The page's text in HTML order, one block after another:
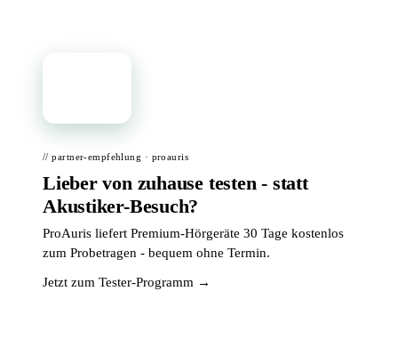
// partner-empfehlung · proauris
Lieber von zuhause testen - statt
Akustiker-Besuch?
ProAuris liefert Premium-Hörgeräte 30 Tage kostenlos
zum Probetragen - bequem ohne Termin.
Jetzt zum Tester-Programm →